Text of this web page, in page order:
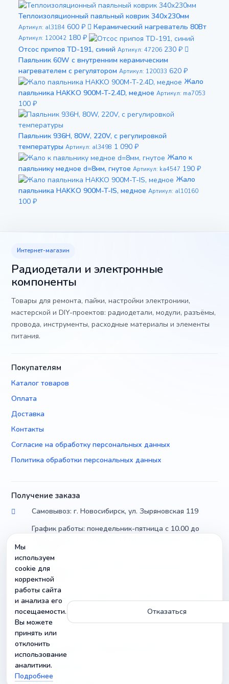
Теплоизоляционный паяльный коврик 340х230мм
Артикул: al3184 600 ₽ Керамический нагреватель 80Вт
Артикул: 120042 180 ₽
Отсос припоя TD-191, синий Артикул: 47206 230 ₽
Паяльник 60W с внутренним керамическим
нагревателем с регулятором Артикул: 120033 620 ₽
Жало
паяльника HAKKO 900M-T-2.4D, медное Артикул: ma7053
100 ₽
Паяльник 936H, 80W, 220V, с регулировкой
температуры Артикул: al3498 1 090 ₽
Жало к
паяльнику медное d=8мм, гнутое Артикул: ka4547 190 ₽
Жало
паяльника HAKKO 900M-T-IS, медное Артикул: al10160
100 ₽
Интернет-магазин
Радиодетали и электронные
компоненты
Товары для ремонта, пайки, настройки электроники,
мастерской и DIY-проектов: радиодетали, модули, разъёмы,
провода, инструменты, расходные материалы и элементы
питания.
Покупателям
Каталог товаров
Оплата
Доставка
Контакты
Согласие на обработку персональных данных
Политика обработки персональных данных
Получение заказа
Самовывоз: г. Новосибирск, ул. Зыряновская 119
График работы: понедельник-пятница с 10.00 до
Доставка по России почтой и транспортными
компаниями
Можно уточнить параметры и совместимость товара
Контакты
г. Новосибирск, ул. Зыряновская 119
info@radiobuy.ru
Мы
используем
cookie для
корректной
работы сайта
и анализа его
посещаемости.
Вы можете
принять или
отклонить
использование
аналитики.
Подробнее
Отказаться